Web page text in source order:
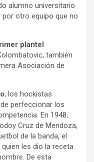
alumno universitario
otro equipo que no
plantel
también
Asociación de
, los hockistas
perfeccionar los
En 1948,
Cruz de Mendoza,
de la banda, el
les dio la receta
De esta